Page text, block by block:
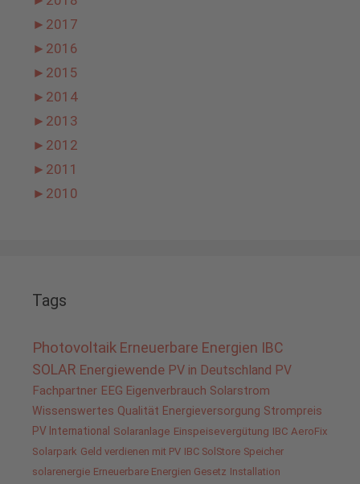
► 2017
► 2016
► 2015
► 2014
► 2013
► 2012
► 2011
► 2010
Tags
Photovoltaik Erneuerbare Energien IBC
SOLAR Energiewende PV in Deutschland PV
Fachpartner EEG Eigenverbrauch Solarstrom
Wissenswertes Qualität Energieversorgung Strompreis
PV International Solaranlage Einspeisevergütung IBC AeroFix
Solarpark Geld verdienen mit PV IBC SolStore Speicher
solarenergie Erneuerbare Energien Gesetz Installation